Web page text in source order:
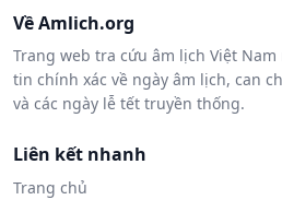
Về Amlich.org
Trang web tra cứu âm lịch Việt
tin chính xác về ngày âm lịch, can
và các ngày lễ tết truyền thống.
Liên kết nhanh
Trang chủ